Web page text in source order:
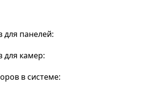
для панелей:
для камер:
в системе: